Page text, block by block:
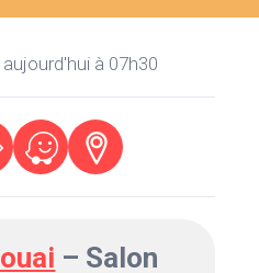
à 07h30
– Salon